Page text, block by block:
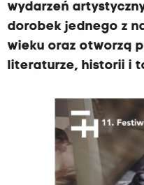
wydarzeń
dorobek jednego z
wieku oraz otworzą
literaturze, historii i